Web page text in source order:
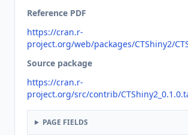
Reference PDF
https://cran.r-
project.org/web/packages/CTShiny2/
Source package
https://cran.r-
project.org/src/contrib/
PAGE FIELDS